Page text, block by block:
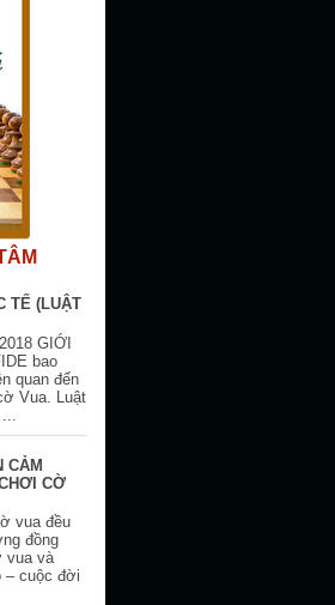
TẾ (LUẬT
GIỚI
bao
quan đến
Vua. Luật
CẢM
CỜ
vua đều
đồng
vua và
– cuộc đời